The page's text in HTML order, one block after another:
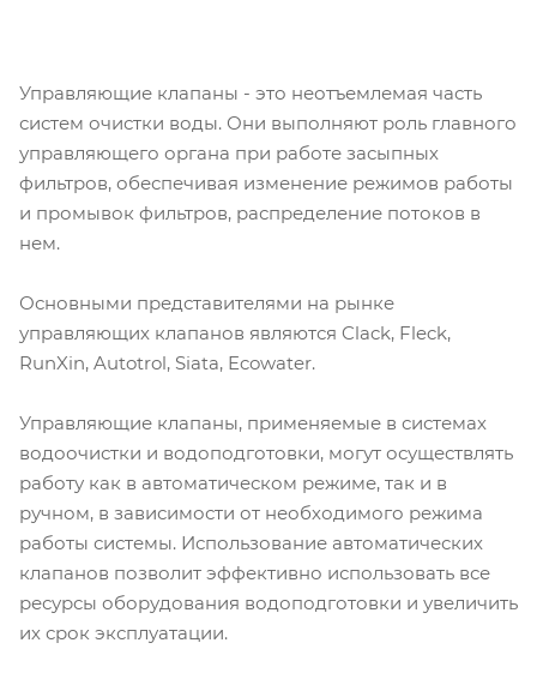
Управляющие клапаны - это неотъемлемая часть
систем очистки воды. Они выполняют роль главного
управляющего органа при работе засыпных
фильтров, обеспечивая изменение режимов работы
и промывок фильтров, распределение потоков в
нем.
Основными представителями на рынке
управляющих клапанов являются Clack, Fleck,
RunXin, Autotrol, Siata, Ecowater.
Управляющие клапаны, применяемые в системах
водоочистки и водоподготовки, могут осуществлять
работу как в автоматическом режиме, так и в
ручном, в зависимости от необходимого режима
работы системы. Использование автоматических
клапанов позволит эффективно использовать все
ресурсы оборудования водоподготовки и увеличить
их срок эксплуатации.